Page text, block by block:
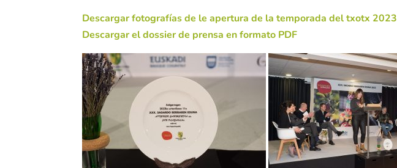
Descargar fotografías de le apertura de la temporada del txotx 2023
Descargar el dossier de prensa en formato PDF